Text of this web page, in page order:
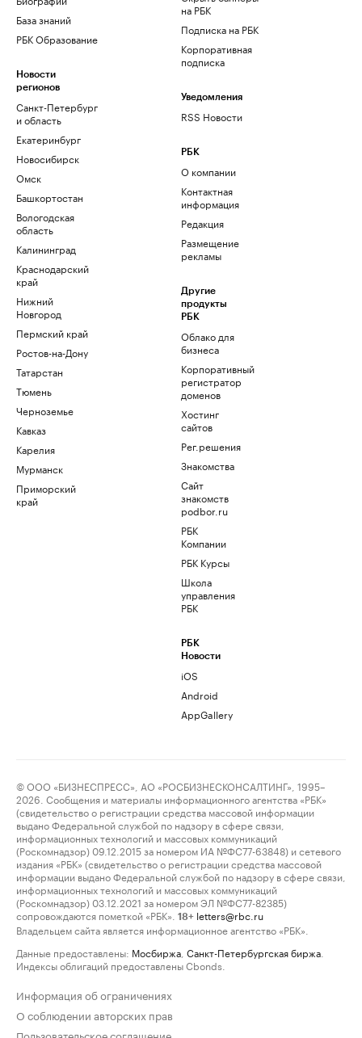
База знаний
РБК Образование
Новости
регионов
Санкт-Петербург
и область
Екатеринбург
Новосибирск
Омск
Башкортостан
Вологодская
область
Калининград
Краснодарский
край
Нижний
Новгород
Пермский край
Ростов-на-Дону
Татарстан
Тюмень
Черноземье
Кавказ
Карелия
Мурманск
Приморский
край
на РБК
Подписка на РБК
Корпоративная
подписка
Уведомления
RSS Новости
РБК
О компании
Контактная
информация
Редакция
Размещение
рекламы
Другие
продукты
РБК
Облако для
бизнеса
Корпоративный
регистратор
доменов
Хостинг
сайтов
Рег.решения
Знакомства
Сайт
знакомств
podbor.ru
РБК
Компании
РБК Курсы
Школа
управления
РБК
РБК
Новости
iOS
Android
AppGallery
© ООО «БИЗНЕСПРЕСС», АО «РОСБИЗНЕСКОНСАЛТИНГ», 1995–
2026. Сообщения и материалы информационного агентства «РБК»
(свидетельство о регистрации средства массовой информации
выдано Федеральной службой по надзору в сфере связи,
информационных технологий и массовых коммуникаций
(Роскомнадзор) 09.12.2015 за номером ИА №ФС77-63848) и сетевого
издания «РБК» (свидетельство о регистрации средства массовой
информации выдано Федеральной службой по надзору в сфере связи,
информационных технологий и массовых коммуникаций
(Роскомнадзор) 03.12.2021 за номером ЭЛ №ФС77-82385)
сопровождаются пометкой «РБК».
18+ letters@rbc.ru
Владельцем сайта является информационное агентство «РБК».
Данные предоставлены: Мосбиржа Санкт-Петербургская биржа
Индексы облигаций предоставлены Cbonds.
Информация об ограничениях
О соблюдении авторских прав